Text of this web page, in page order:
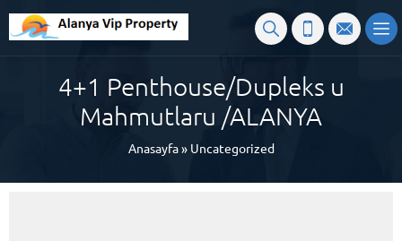
4+1 Penthouse/Dupleks u
Mahmutlaru /ALANYA
Anasayfa» Uncategorized